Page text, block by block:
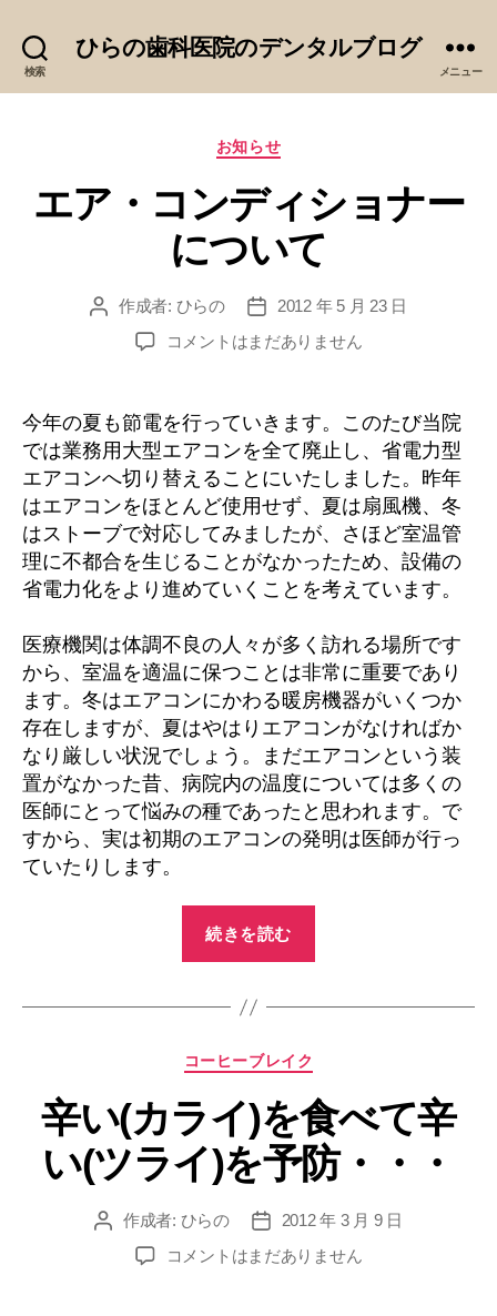
検索
ひらの歯科医院のデンタルブログ
メニュー
カ
ゴ
リ
ー
お知らせ
エア・コンディショナー
について
投 作成者: ひらの
投
稿
日
2012 年 5 月 23 日
エ
ン
デ
ィ
シ
ョ
ナ
ー
に
い
て
へ
の
コメントはまだありません
今年の夏も節電を行っていきます。このたび当院
では業務用大型エアコンを全て廃止し、省電力型
エアコンへ切り替えることにいたしました。昨年
はエアコンをほとんど使用せず、夏は扇風機、冬
はストーブで対応してみましたが、さほど室温管
理に不都合を生じることがなかったため、設備の
省電力化をより進めていくことを考えています。
医療機関は体調不良の人々が多く訪れる場所です
から、室温を適温に保つことは非常に重要であり
ます。冬はエアコンにかわる暖房機器がいくつか
存在しますが、夏はやはりエアコンがなければか
なり厳しい状況でしょう。まだエアコンという装
置がなかった昔、病院内の温度については多くの
医師にとって悩みの種であったと思われます。で
すから、実は初期のエアコンの発明は医師が行っ
ていたりします。
続きを読む
ン
シ
ョ
ナ
ー
に
つ
カ
ゴ
リ
ー
コーヒーブレイク
辛い(カライ)を食べて辛
い(ツライ)を予防・・・
投 作成者: ひらの
投
稿
日
2012 年 3 月 9 日
辛
コメントはまだありません